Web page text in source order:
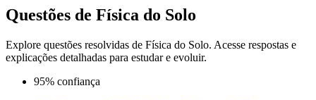
Questões de Física do Solo
Explore questões resolvidas de Física do Solo. Acesse respostas e
explicações detalhadas para estudar e evoluir.
95% confiança